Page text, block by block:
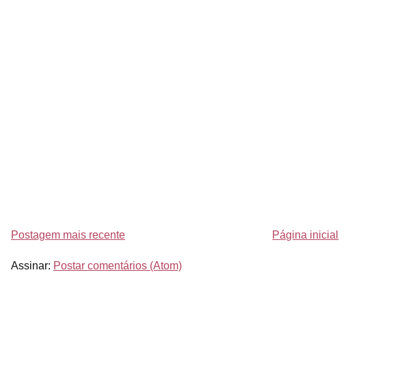
Postagem mais recente Página inicial
Assinar: Postar comentários (Atom)